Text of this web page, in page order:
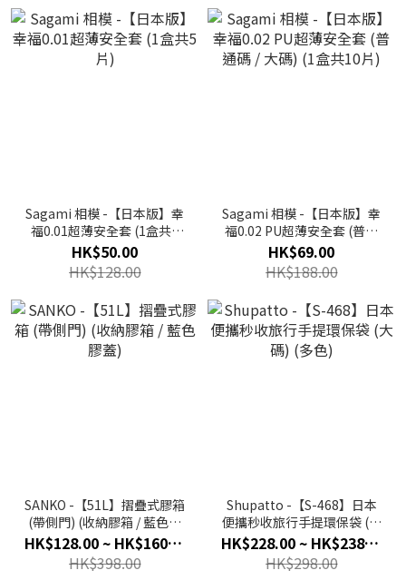
Sagami 相模 -【日本版】幸
福0.01超薄安全套 (1盒共5
片)
HK$50.00
HK$128.00
Sagami 相模 -【日本版】幸
福0.02 PU超薄安全套 (普通
碼 / 大碼) (1盒共10片)
HK$69.00
HK$188.00
SANKO -【51L】摺疊式膠箱
(帶側門) (收納膠箱 / 藍色膠
蓋)
HK$128.00 ~ HK$160.00
HK$398.00
Shupatto -【S-468】日本
便攜秒收旅行手提環保袋 (大
碼) (多色)
HK$228.00 ~ HK$238.00
HK$298.00